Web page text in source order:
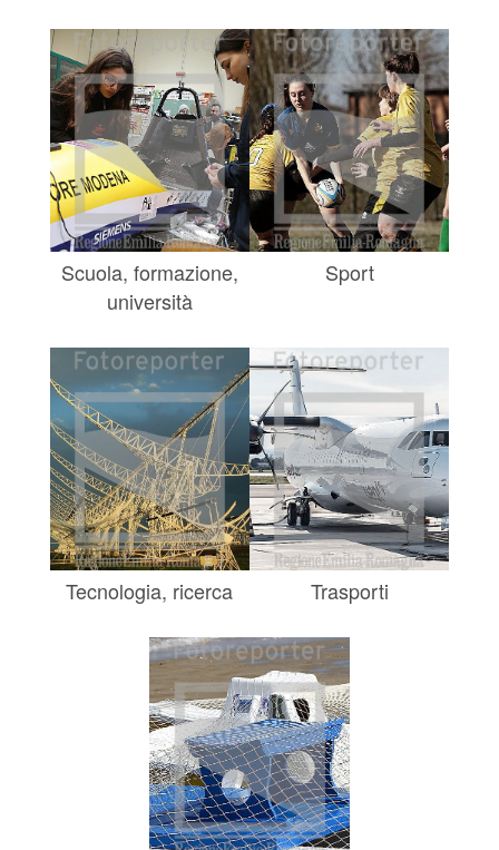
Scuola, formazione,
università
Sport
Tecnologia, ricerca Trasporti